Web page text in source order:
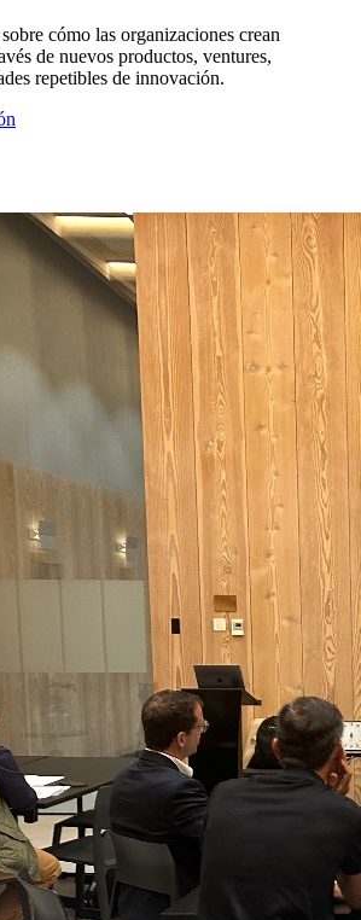
cómo las organizaciones crean
de nuevos productos, ventures,
repetibles de innovación.